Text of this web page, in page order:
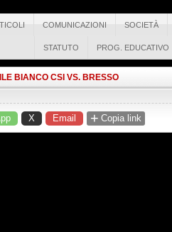
COMUNICAZIONI SOCIETÀ
STATUTO PROG. EDUCATIVO
BIANCO CSI VS. BRESSO
X Email + Copia link